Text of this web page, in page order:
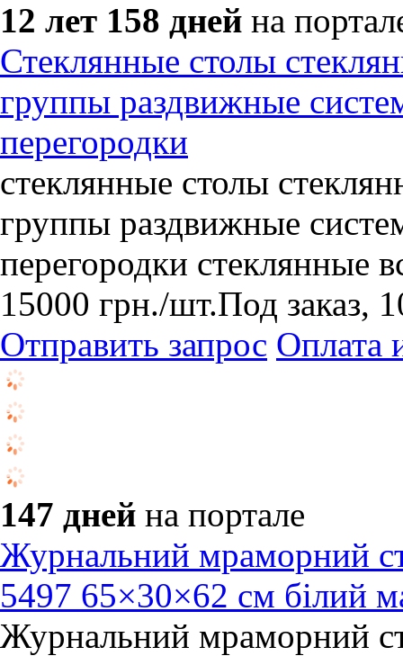
12 лет 158 дней на
Стеклянные столы
группы раздвижные
перегородки
стеклянные столы
группы раздвижные
перегородки стеклянные
15000 грн./шт.Под заказ,
Отправить запрос Оплата
147 дней на портале
Журнальний мраморний
5497 65×30×62 см білий
Журнальний мраморний